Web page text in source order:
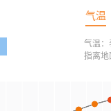
气温
气温：
指离地